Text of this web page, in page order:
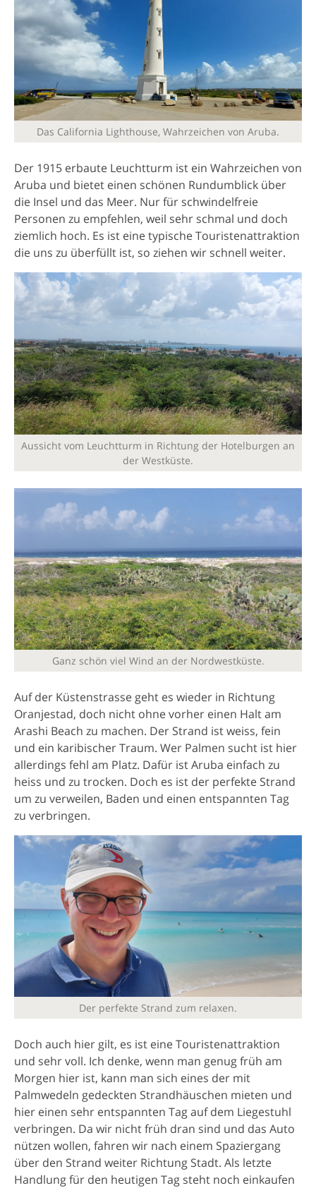
Das California Lighthouse, Wahrzeichen von Aruba.
Der 1915 erbaute Leuchtturm ist ein Wahrzeichen von
Aruba und bietet einen schönen Rundumblick über
die Insel und das Meer. Nur für schwindelfreie
Personen zu empfehlen, weil sehr schmal und doch
ziemlich hoch. Es ist eine typische Touristenattraktion
die uns zu überfüllt ist, so ziehen wir schnell weiter.
Aussicht vom Leuchtturm in Richtung der Hotelburgen an
der Westküste.
Ganz schön viel Wind an der Nordwestküste.
Auf der Küstenstrasse geht es wieder in Richtung
Oranjestad, doch nicht ohne vorher einen Halt am
Arashi Beach zu machen. Der Strand ist weiss, fein
und ein karibischer Traum. Wer Palmen sucht ist hier
allerdings fehl am Platz. Dafür ist Aruba einfach zu
heiss und zu trocken. Doch es ist der perfekte Strand
um zu verweilen, Baden und einen entspannten Tag
zu verbringen.
Der perfekte Strand zum relaxen.
Doch auch hier gilt, es ist eine Touristenattraktion
und sehr voll. Ich denke, wenn man genug früh am
Morgen hier ist, kann man sich eines der mit
Palmwedeln gedeckten Strandhäuschen mieten und
hier einen sehr entspannten Tag auf dem Liegestuhl
verbringen. Da wir nicht früh dran sind und das Auto
nützen wollen, fahren wir nach einem Spaziergang
über den Strand weiter Richtung Stadt. Als letzte
Handlung für den heutigen Tag steht noch einkaufen